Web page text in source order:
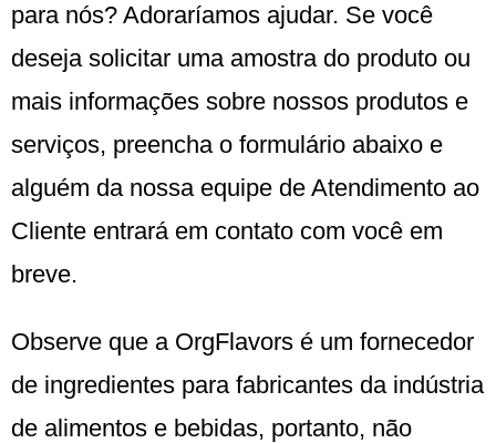
para nós? Adoraríamos ajudar. Se você
deseja solicitar uma amostra do produto ou
mais informações sobre nossos produtos e
serviços, preencha o formulário abaixo e
alguém da nossa equipe de Atendimento ao
Cliente entrará em contato com você em
breve.
Observe que a OrgFlavors é um fornecedor
de ingredientes para fabricantes da indústria
de alimentos e bebidas, portanto, não